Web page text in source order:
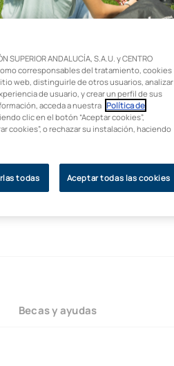
Becas y ayudas
SUPERIOR ANDALUCÍA, S.A.U. y CENTRO
como corresponsables del tratamiento, cookies
web, distinguirle de otros usuarios, analizar
de usuario, y crear un perfil de sus
acceda a nuestra Política de
clic en el botón “Aceptar cookies”,
cookies”, o rechazar su instalación, haciendo
todas Aceptar todas las cookies